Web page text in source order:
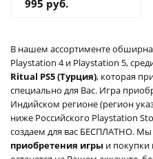
аккаунт
995 руб.
В нашем ассортименте
Playstation 4 и Playstation 5,
Ritual PS5 (Турция), которая
специально для Вас. Игра
Индийском регионе (регион
ниже Российского Playstation
создаем для вас БЕСПЛАТНО. Мы
приобретения игры и покупки